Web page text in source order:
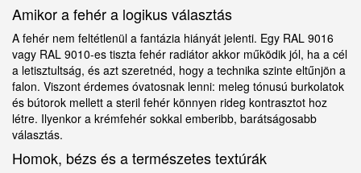
Amikor a fehér a logikus választás
A fehér nem feltétlenül a fantázia hiányát jelenti. Egy RAL 9016
vagy RAL 9010-es tiszta fehér radiátor akkor működik jól, ha a cél
a letisztultság, és azt szeretnéd, hogy a technika szinte eltűnjön a
falon. Viszont érdemes óvatosnak lenni: meleg tónusú burkolatok
és bútorok mellett a steril fehér könnyen rideg kontrasztot hoz
létre. Ilyenkor a krémfehér sokkal emberibb, barátságosabb
választás.
Homok, bézs és a természetes textúrák